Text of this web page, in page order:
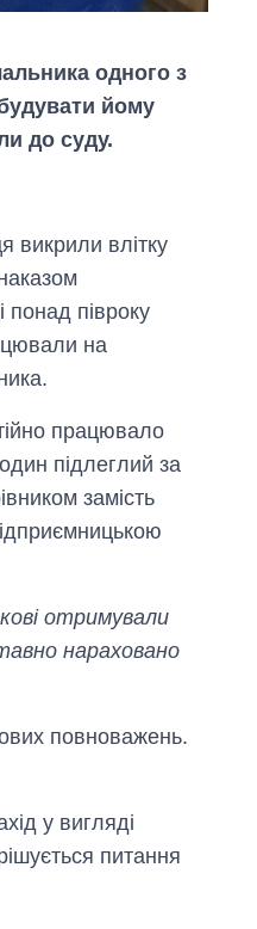
одного з
йому
до суду.
викрили влітку
понад півроку
на
працювало
підлеглий за
замість
отримували
нараховано
повноважень.
у вигляді
питання
Як змінився
бюджет
Міністерства
оборони за 13
років війни з